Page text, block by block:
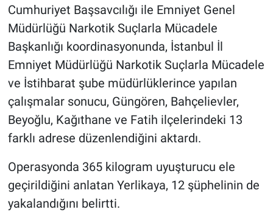
Cumhuriyet Başsavcılığı ile Emniyet Genel
Müdürlüğü Narkotik Suçlarla Mücadele
Başkanlığı koordinasyonunda, İstanbul İl
Emniyet Müdürlüğü Narkotik Suçlarla Mücadele
ve İstihbarat şube müdürlüklerince yapılan
çalışmalar sonucu, Güngören, Bahçelievler,
Beyoğlu, Kağıthane ve Fatih ilçelerindeki 13
farklı adrese düzenlendiğini aktardı.
Operasyonda 365 kilogram uyuşturucu ele
geçirildiğini anlatan Yerlikaya, 12 şüphelinin de
yakalandığını belirtti.